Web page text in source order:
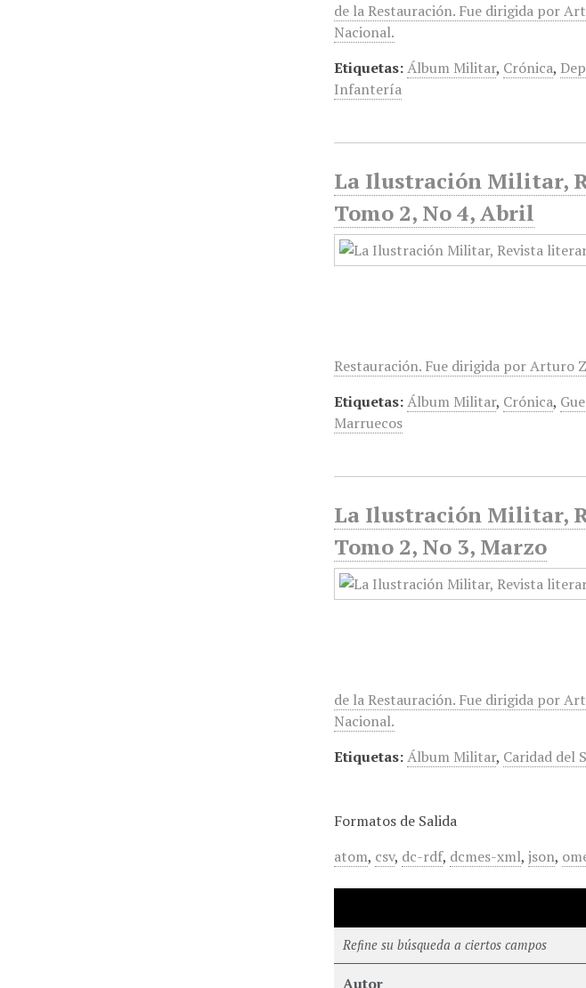
de la Restauración. Fue dirigida por
Nacional.
Etiquetas:Álbum Militar, Crónica,
Infantería
La Ilustración Militar,
Tomo 2, No 4, Abril
Restauración. Fue dirigida por Arturo
Etiquetas:Álbum Militar, Crónica,
Marruecos
La Ilustración Militar,
Tomo 2, No 3, Marzo
de la Restauración. Fue dirigida por
Nacional.
Etiquetas:Álbum Militar, Caridad del
Formatos de Salida
atom, csv, dc-rdf, dcmes-xml,json,
Refine su búsqueda a ciertos campos
Autor